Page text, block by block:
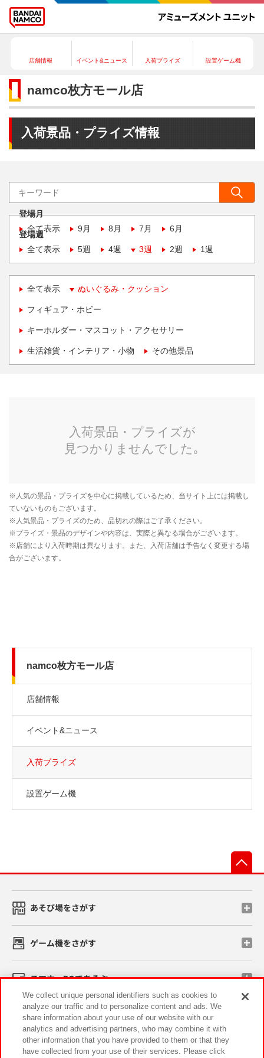
店舗情報 イベント&ニュース 入荷プライズ 設置ゲーム機
namco枚方モール店
入荷景品・プライズ情報
登場月
全て表示
9月 8月 7月 6月
登場週
全て表示
5週 4週 3週 2週 1週
全て表示 ぬいぐるみ・クッション
フィギュア・ホビー
キーホルダー・マスコット・アクセサリー
生活雑貨・インテリア・小物 その他景品
namco枚方モール店
店舗情報
イベント&ニュース
入荷プライズ
設置ゲーム機
あそび場をさがす
ゲーム機をさがす
スマホ・PCであそぶ
イベント・キャンペーン
We collect unique personal identifiers such as cookies to
analyze our traffic and to personalize content and ads. We
share information about your use of our website with our
analytics and advertising partners, who may combine it with
other information that you have provided to them or that they
have collected from your use of their services. Please click